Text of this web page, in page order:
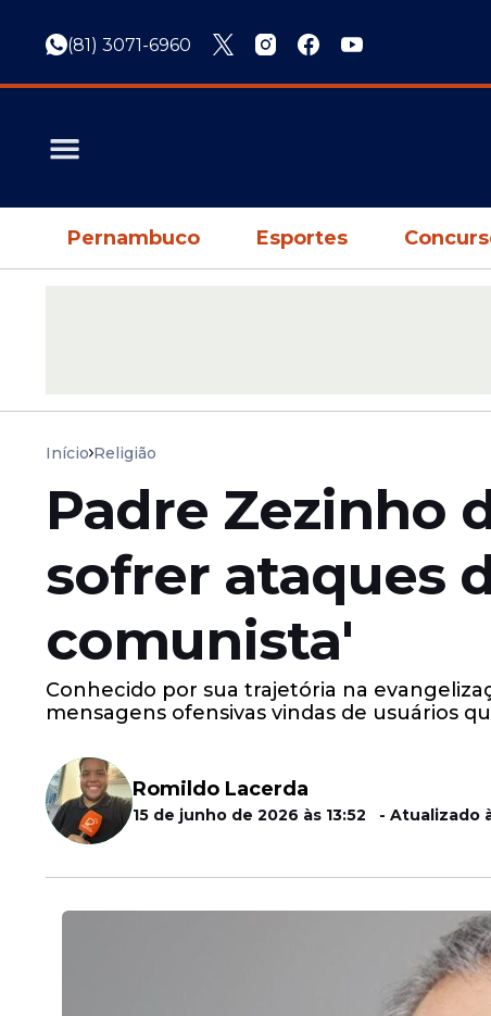
(81) 3071-6960
Pernambuco Esportes
Início Religião
Padre Zezinho
sofrer ataques
comunista'
Conhecido por sua trajetória na
mensagens ofensivas vindas de usuários
Romildo Lacerda
15 de junho de 2026 às 13:52 - Atualizado